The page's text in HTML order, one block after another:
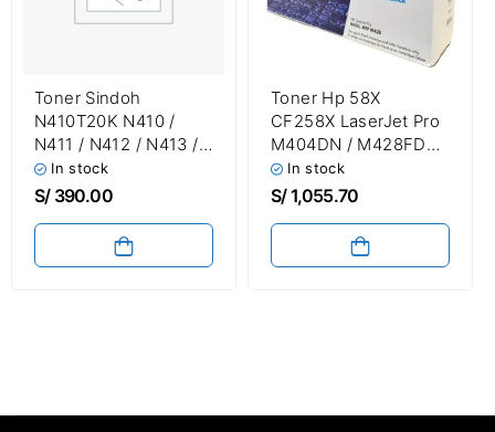
Toner Sindoh
N410T20K N410 /
N411 / N412 / N413 /
N415 Negro 20,000
Páginas
In stock
S/390.00
Toner Hp 58X
CF258X LaserJet Pro
M404DN / M428FDW
Black 10,000 Páginas
In stock
S/1,055.70